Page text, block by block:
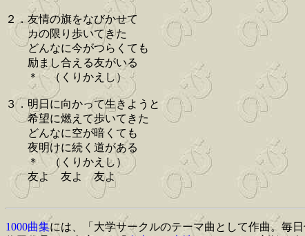
２．友情の旗をなびかせて
カの限り歩いてきた
どんなに今がつらくても
励まし合える友がいる
＊ （くりかえし）
３．明日に向かって生きようと
希望に燃えて歩いてきた
どんなに空が暗くても
夜明けに続く道がある
＊ （くりかえし）
友よ 友よ 友よ
1000曲集には、「大学サークルのテーマ曲として作曲。毎